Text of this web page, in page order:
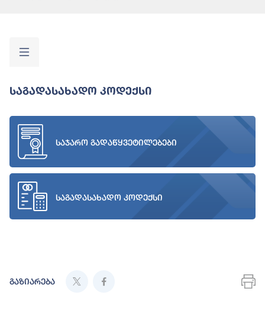
Საგადასახადო Კოდექსი
საჯარო გადაწყვეტილებები
საგადასახადო კოდექსი
გაზიარება